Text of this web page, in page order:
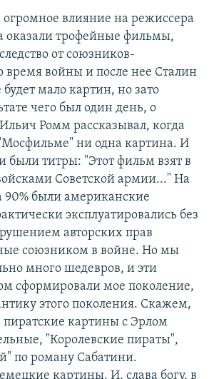
влияние на режиссера
оказали трофейные фильмы,
от союзников-
время войны и после нее Сталин
мало картин, но зато
чего был один день, о
Ромм рассказывал, когда
ни одна картина. И
были титры: "Этот фильм взят в
Советской армии..." На
90% были американские
эксплуатировались без
авторских прав
союзником в войне. Но мы
много шедевров, и эти
сформировали мое поколение,
этого поколения. Скажем,
картины с Эрлом
"Королевские пираты",
по роману Сабатини.
картины. И, слава богу, в